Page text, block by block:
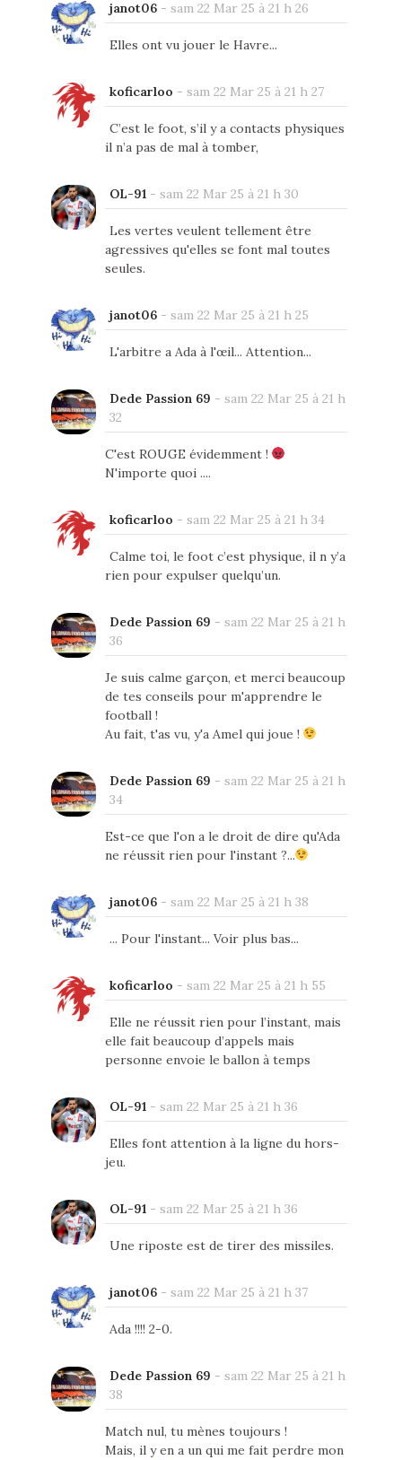
janot06- sam 22 Mar 25 à 21 h 26
Elles ont vu jouer le Havre...
koficarloo - sam 22 Mar 25 à 21 h 27
C’est le foot, s’il y a contacts physiques
il n’a pas de mal à tomber,
OL-91- sam 22 Mar 25 à 21 h 30
Les vertes veulent tellement être
agressives qu'elles se font mal toutes
seules.
janot06- sam 22 Mar 25 à 21 h 25
L'arbitre a Ada à l'œil... Attention...
Dede Passion 69 - sam 22 Mar 25 à 21 h
32
C'est ROUGE évidemment !
N'importe quoi ....
koficarloo - sam 22 Mar 25 à 21 h 34
Calme toi, le foot c’est physique, il n y’a
rien pour expulser quelqu’un.
Dede Passion 69 - sam 22 Mar 25 à 21 h
36
Je suis calme garçon, et merci beaucoup
de tes conseils pour m'apprendre le
football !
Au fait, t'as vu, y'a Amel qui joue !
Dede Passion 69 - sam 22 Mar 25 à 21 h
34
Est-ce que l'on a le droit de dire qu'Ada
ne réussit rien pour l'instant ?...
janot06- sam 22 Mar 25 à 21 h 38
... Pour l'instant... Voir plus bas...
koficarloo - sam 22 Mar 25 à 21 h 55
Elle ne réussit rien pour l’instant, mais
elle fait beaucoup d’appels mais
personne envoie le ballon à temps
OL-91- sam 22 Mar 25 à 21 h 36
Elles font attention à la ligne du hors-
jeu.
OL-91- sam 22 Mar 25 à 21 h 36
Une riposte est de tirer des missiles.
janot06- sam 22 Mar 25 à 21 h 37
Ada !!!! 2-0.
Dede Passion 69 - sam 22 Mar 25 à 21 h
38
Match nul, tu mènes toujours !
Mais, il y en a un qui me fait perdre mon